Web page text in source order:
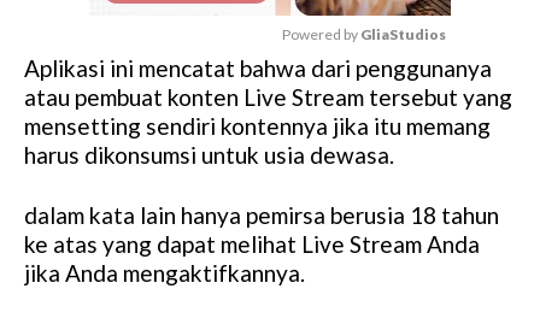
M
u
e
Powered by GliaStudios
Aplikasi ini mencatat bahwa dari penggunanya
atau pembuat konten Live Stream tersebut yang
mensetting sendiri kontennya jika itu memang
harus dikonsumsi untuk usia dewasa.
dalam kata lain hanya pemirsa berusia 18 tahun
ke atas yang dapat melihat Live Stream Anda
jika Anda mengaktifkannya.